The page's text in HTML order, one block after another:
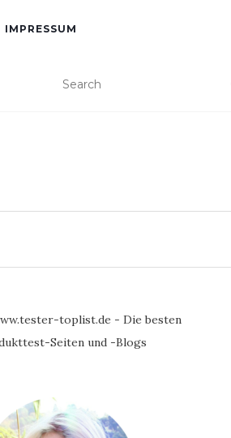
IMPRESSUM